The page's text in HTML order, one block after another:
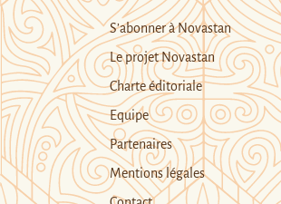
S’abonner à Novastan
Le projet Novastan
Charte éditoriale
Equipe
Partenaires
Mentions légales